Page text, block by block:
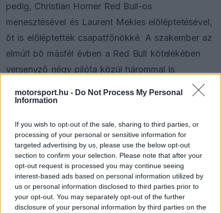
motorsport.hu - Do Not Process My Personal
Information
If you wish to opt-out of the sale, sharing to third parties, or
processing of your personal or sensitive information for
targeted advertising by us, please use the below opt-out
section to confirm your selection. Please note that after your
opt-out request is processed you may continue seeing
interest-based ads based on personal information utilized by
us or personal information disclosed to third parties prior to
your opt-out. You may separately opt-out of the further
disclosure of your personal information by third parties on the
pedig, Christian Horner Red Bull-os
menesztésével és Laurent Mekies előléptetésével,
őt is előléptették csapatfőnökké. A szakember az
elmúlt bő másfél évben a Red Bull kötelékében
versenyző négy pilóta közül hárommal is
Lawsonnal és Isack Hadjarral működik együtt.
Ennek fényében Permane-t arról kérdezték még
Bakuban, hogy milyen tényezőket tudna kiemelni
Cunoda kapcsán, ő pedig elmondta, hogy a 25
éves versenyző bizonyos szempontból
„meglepetést” okozott neki.